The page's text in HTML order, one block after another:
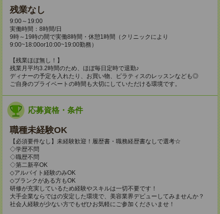
残業なし
9:00～19:00
実働時間：8時間/日
9時～19時の間で実働8時間・休憩1時間（クリニックにより
9:00~18:00or10:00~19:00勤務）
【残業ほぼ無し！】
残業月平均3.2時間のため、ほぼ毎日定時で退勤♪
ディナーの予定を入れたり、お買い物、ピラティスのレッスンなども◎
ご自身のプライベートの時間も大切にしていただける環境です。
応募資格・条件
職種未経験OK
【必須要件なし】未経験歓迎！履歴書・職務経歴書なしで選考☆
◇学歴不問
◇職歴不問
◇第二新卒OK
◇アルバイト経験のみOK
◇ブランクがある方もOK
研修が充実しているため経験やスキルは一切不要です！
大手企業ならではの安定した環境で、美容業界デビューしてみませんか？
社会人経験が少ない方でもぜひお気軽にご参加くださいませ！